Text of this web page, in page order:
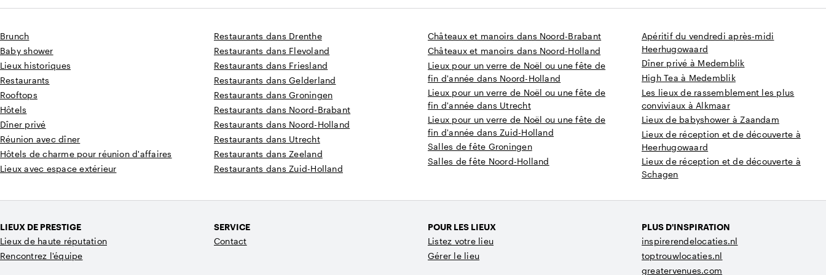
Brunch
Baby shower
Lieux historiques
Restaurants
Rooftops
Hôtels
Dîner privé
Réunion avec dîner
Hôtels de charme pour réunion d'affaires
Lieux avec espace extérieur
Restaurants dans Drenthe
Restaurants dans Flevoland
Restaurants dans Friesland
Restaurants dans Gelderland
Restaurants dans Groningen
Restaurants dans Noord-Brabant
Restaurants dans Noord-Holland
Restaurants dans Utrecht
Restaurants dans Zeeland
Restaurants dans Zuid-Holland
Châteaux et manoirs dans Noord-Brabant
Châteaux et manoirs dans Noord-Holland
Lieux pour un verre de Noël ou une fête de
fin d'année dans Noord-Holland
Lieux pour un verre de Noël ou une fête de
fin d'année dans Utrecht
Lieux pour un verre de Noël ou une fête de
fin d'année dans Zuid-Holland
Salles de fête Groningen
Salles de fête Noord-Holland
Apéritif du vendredi après-midi
Heerhugowaard
Dîner privé à Medemblik
High Tea à Medemblik
Les lieux de rassemblement les plus
conviviaux à Alkmaar
Lieux de babyshower à Zaandam
Lieux de réception et de découverte à
Heerhugowaard
Lieux de réception et de découverte à
Schagen
LIEUX DE PRESTIGE
Lieux de haute réputation
Rencontrez l'équipe
SERVICE
Contact
POUR LES LIEUX
Listez votre lieu
Gérer le lieu
PLUS D'INSPIRATION
inspirerendelocaties.nl
toptrouwlocaties.nl
greatervenues.com